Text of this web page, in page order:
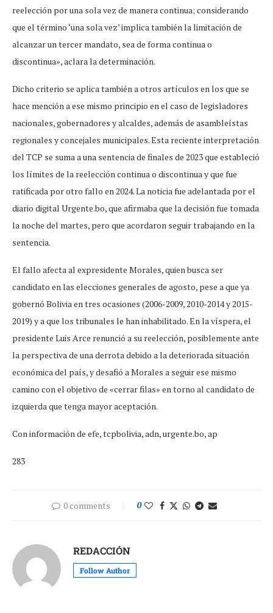
reelección por una sola vez de manera continua; considerando
que el término ‘una sola vez’ implica también la limitación de
alcanzar un tercer mandato, sea de forma continua o
discontinua», aclara la determinación.
Dicho criterio se aplica también a otros artículos en los que se
hace mención a ese mismo principio en el caso de legisladores
nacionales, gobernadores y alcaldes, además de asambleístas
regionales y concejales municipales. Esta reciente interpretación
del TCP se suma a una sentencia de finales de 2023 que estableció
los límites de la reelección continua o discontinua y que fue
ratificada por otro fallo en 2024. La noticia fue adelantada por el
diario digital Urgente.bo, que afirmaba que la decisión fue tomada
la noche del martes, pero que acordaron seguir trabajando en la
sentencia.
El fallo afecta al expresidente Morales, quien busca ser
candidato en las elecciones generales de agosto, pese a que ya
gobernó Bolivia en tres ocasiones (2006-2009, 2010-2014 y 2015-
2019) y a que los tribunales le han inhabilitado. En la víspera, el
presidente Luis Arce renunció a su reelección, posiblemente ante
la perspectiva de una derrota debido a la deteriorada situación
económica del país, y desafió a Morales a seguir ese mismo
camino con el objetivo de «cerrar filas» en torno al candidato de
izquierda que tenga mayor aceptación.
Con información de efe, tcpbolivia, adn, urgente.bo, ap
283
0 comments 0
REDACCIÓN
Follow Author